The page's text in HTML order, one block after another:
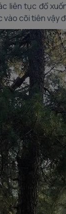
liên tục đổ
vào cõi tiên vậy